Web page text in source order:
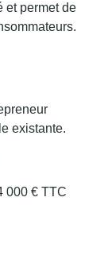
et permet de
existante.
000 € TTC